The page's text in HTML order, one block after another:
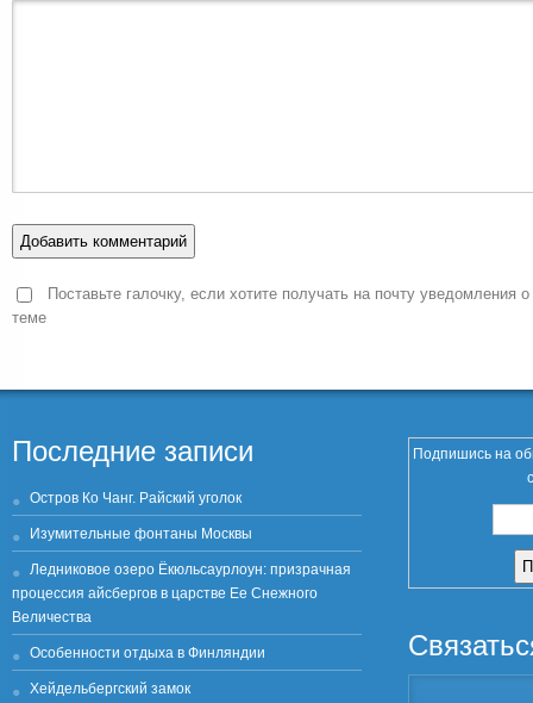
Поставьте галочку, если хотите получать на почту уведомления
теме
Последние записи
Остров Ко Чанг. Райский уголок
Изумительные фонтаны Москвы
Ледниковое озеро Ёкюльсаурлоун: призрачная
процессия айсбергов в царстве Ее Снежного
Величества
Особенности отдыха в Финляндии
Хейдельбергский замок
Подпишись на